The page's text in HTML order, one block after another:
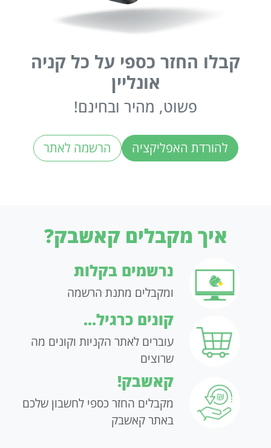
קבלו החזר כספי על כל קניה
אונליין
פשוט, מהיר ובחינם!
להורדת האפליקציה הרשמה לאתר
איך מקבלים קאשבק?
נרשמים בקלות
ומקבלים מתנת הרשמה
קונים כרגיל...
עוברים לאתר הקניות וקונים מה
שרוצים
קאשבק!
מקבלים החזר כספי לחשבון שלכם
באתר קאשבק